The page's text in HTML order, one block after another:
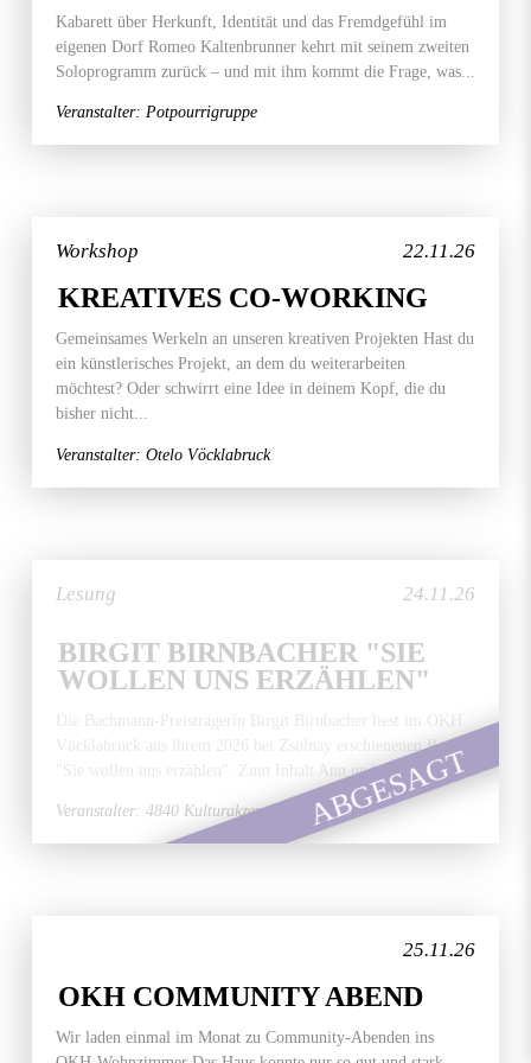
Kabarett über Herkunft, Identität und das Fremdgefühl im
eigenen Dorf Romeo Kaltenbrunner kehrt mit seinem zweiten
Soloprogramm zurück – und mit ihm kommt die Frage, was...
Veranstalter: Potpourrigruppe
22.11.26
Workshop
KREATIVES CO-WORKING
Gemeinsames Werkeln an unseren kreativen Projekten Hast du
ein künstlerisches Projekt, an dem du weiterarbeiten
möchtest? Oder schwirrt eine Idee in deinem Kopf, die du
bisher nicht...
Veranstalter: Otelo Vöcklabruck
ABGESAGT
24.11.26
Lesung
BIRGIT BIRNBACHER "SIE
WOLLEN UNS ERZÄHLEN"
Die Bachmann-Preisträgerin Birgit Birnbacher liest im OKH
Vöcklabruck aus ihrem 2026 bei Zsolnay erschienenen Roman
"Sie wollen uns erzählen". Zum Inhalt Ann und ihr...
Veranstalter: 4840 Kulturakzente
25.11.26
OKH COMMUNITY ABEND
Wir laden einmal im Monat zu Community-Abenden ins